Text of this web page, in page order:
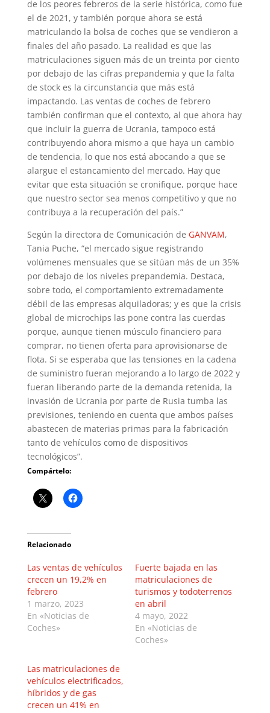
de los peores febreros de la serie histórica, como fue
el de 2021, y también porque ahora se está
matriculando la bolsa de coches que se vendieron a
finales del año pasado. La realidad es que las
matriculaciones siguen más de un treinta por ciento
por debajo de las cifras prepandemia y que la falta
de stock es la circunstancia que más está
impactando. Las ventas de coches de febrero
también confirman que el contexto, al que ahora hay
que incluir la guerra de Ucrania, tampoco está
contribuyendo ahora mismo a que haya un cambio
de tendencia, lo que nos está abocando a que se
alargue el estancamiento del mercado. Hay que
evitar que esta situación se cronifique, porque hace
que nuestro sector sea menos competitivo y que no
contribuya a la recuperación del país.”
Según la directora de Comunicación de GANVAM,
Tania Puche, “el mercado sigue registrando
volúmenes mensuales que se sitúan más de un 35%
por debajo de los niveles prepandemia. Destaca,
sobre todo, el comportamiento extremadamente
débil de las empresas alquiladoras; y es que la crisis
global de microchips las pone contra las cuerdas
porque, aunque tienen músculo financiero para
comprar, no tienen oferta para aprovisionarse de
flota. Si se esperaba que las tensiones en la cadena
de suministro fueran mejorando a lo largo de 2022 y
fueran liberando parte de la demanda retenida, la
invasión de Ucrania por parte de Rusia tumba las
previsiones, teniendo en cuenta que ambos países
abastecen de materias primas para la fabricación
tanto de vehículos como de dispositivos
tecnológicos”.
Compártelo:
Relacionado
Las ventas de vehículos
crecen un 19,2% en
febrero
1 marzo, 2023
En «Noticias de
Coches»
Fuerte bajada en las
matriculaciones de
turismos y todoterrenos
en abril
4 mayo, 2022
En «Noticias de
Coches»
Las matriculaciones de
vehículos electrificados,
híbridos y de gas
crecen un 41% en